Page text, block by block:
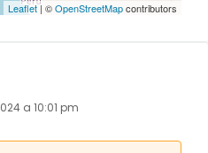
Leaflet| ©OpenStreetMapcontributors
a 10:01 pm